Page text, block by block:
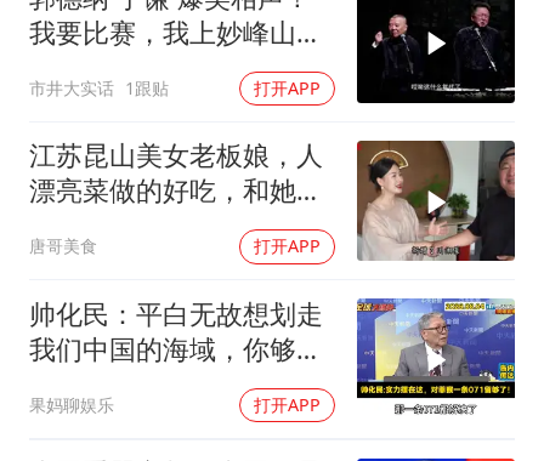
985博士后被曝在妻子孕期出轨后续
OpenAI为免费用户升级GPT-5.6 Luna
我要比赛，我上妙峰山干
嘛去？你去拜一拜冠军老
祖庙
市井大实话 1跟贴 打开APP
江苏昆山美女老板娘，人
漂亮菜做的好吃，和她小
唐哥美食 打开APP
帅化民：平白无故想划走
我们中国的海域，你够格
果妈聊娱乐 打开APP